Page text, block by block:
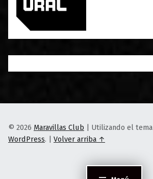
© 2026 Maravillas Club Utilizando el tema
WordPress. Volver arriba ↑